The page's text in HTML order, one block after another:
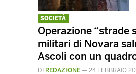
SOCIETÀ
Operazione “strade
militari di Novara
Ascoli con un
DI REDAZIONE — 24 FEBBRAIO